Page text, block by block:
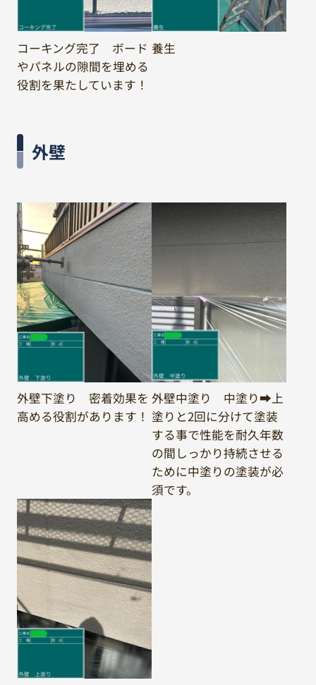
コーキング完了 ボード
やパネルの隙間を埋める
役割を果たしています！
養生
外壁
外壁下塗り 密着効果を
高める役割があります！
外壁中塗り 中塗り➡上
塗りと2回に分けて塗装
する事で性能を耐久年数
の間しっかり持続させる
ために中塗りの塗装が必
須です。